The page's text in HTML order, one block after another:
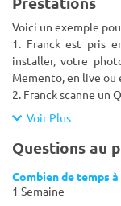
Voici un exemple
1. Franck est pris
installer, votre
Memento, en live ou
2. Franck scanne un
Voir Plus
Questions au
Combien de temps
1 Semaine